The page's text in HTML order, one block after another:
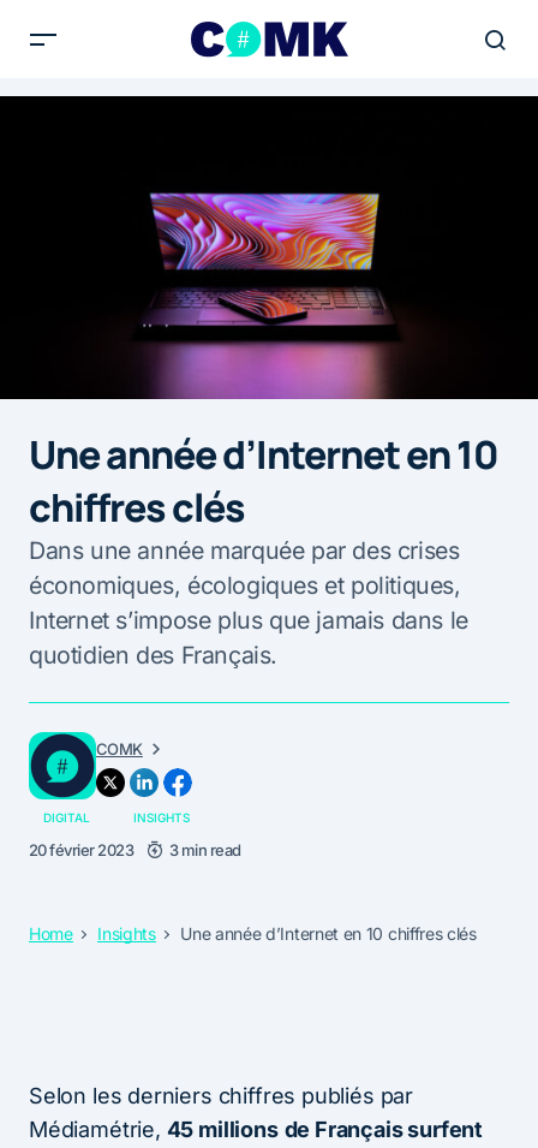
Une année d’Internet en 10
chiffres clés
Dans une année marquée par des crises
économiques, écologiques et politiques,
Internet s’impose plus que jamais dans le
quotidien des Français.
COMK
DIGITAL INSIGHTS
20 février 2023 3 min read
Home Insights Une année d’Internet en 10 chiffres clés
Selon les derniers chiffres publiés par
Médiamétrie, 45 millions de Français surfent